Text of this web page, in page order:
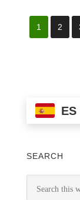
1 2
ES
SEARCH